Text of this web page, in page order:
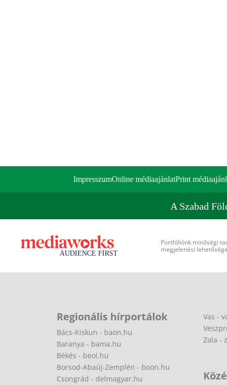
ImpresszumOnline médiaajánlatPrint
A Szabad
Portfóliónk minőségi
megjelenési
Regionális hírportálok
Bács-Kiskun - baon.hu
Baranya - bama.hu
Békés - beol.hu
Borsod-Abaúj-Zemplén - boon.hu
Csongrád - delmagyar.hu
Vas -
Zala -